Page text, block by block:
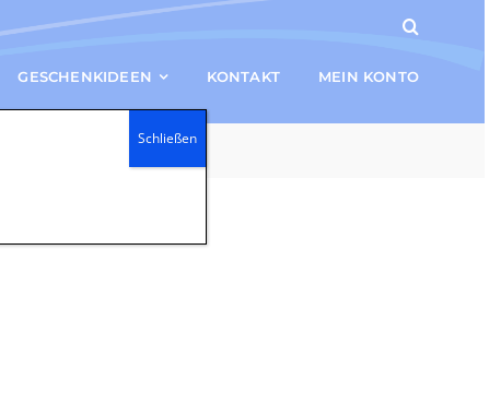
GESCHENKIDEEN KONTAKT MEIN KONTO
Schließen